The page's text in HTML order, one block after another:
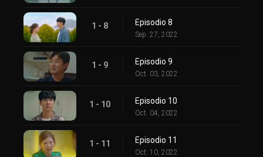
1 - 8 Episodio 8
Sep. 27, 2022
1 - 9 Episodio 9
Oct. 03, 2022
1 - 10 Episodio 10
Oct. 04, 2022
1 - 11 Episodio 11
Oct. 10, 2022